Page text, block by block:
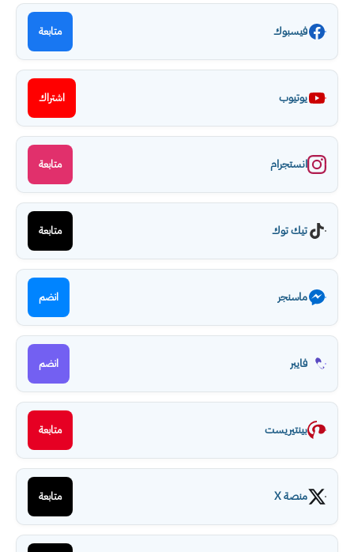
فيسبوك متابعة
يوتيوب اشتراك
انستجرام متابعة
تيك توك متابعة
ماسنجر انضم
فايبر انضم
بينتيريست متابعة
منصة X متابعة